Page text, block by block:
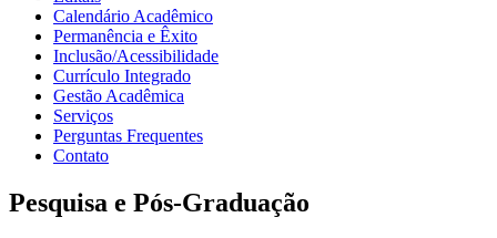
Calendário Acadêmico
Permanência e Êxito
Inclusão/Acessibilidade
Currículo Integrado
Gestão Acadêmica
Serviços
Perguntas Frequentes
Contato
Pesquisa e Pós-Graduação